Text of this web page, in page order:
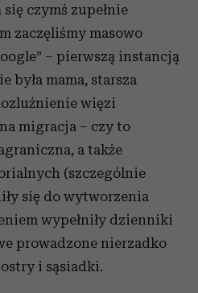
czymś zupełnie
zaczęliśmy masowo
– pierwszą instancją
była mama, starsza
więzi
migracja – czy to
a także
(szczególnie
się do wytworzenia
wypełniły dzienniki
prowadzone nierzadko
i sąsiadki.